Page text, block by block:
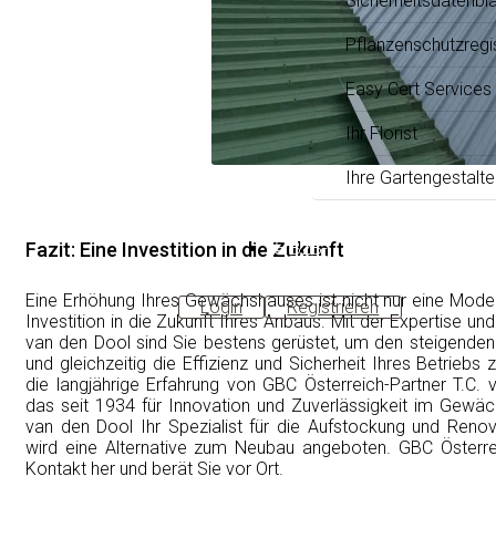
Easy Cert Services
Ihr Florist
Ihre
B2B-
Login
Registrieren
Fazit: Eine Investition in die Zukunft
Eine Erhöhung Ihres Gewächshauses ist nicht nur eine
Investition in die Zukunft Ihres Anbaus. Mit der Expertise
van den Dool sind Sie bestens gerüstet, um den
und gleichzeitig die Effizienz und Sicherheit Ihres Betriebs
die langjährige Erfahrung von GBC Österreich-Partner T.C.
das seit 1934 für Innovation und Zuverlässigkeit im
van den Dool Ihr Spezialist für die Aufstockung und
wird eine Alternative zum Neubau angeboten. GBC
Kontakt her und berät Sie vor Ort.